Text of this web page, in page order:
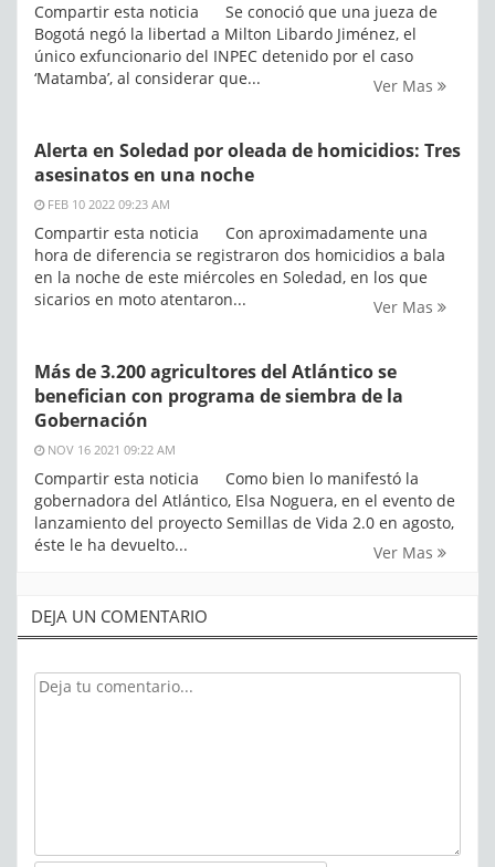
Compartir esta noticia Se conoció que una jueza de
Bogotá negó la libertad a Milton Libardo Jiménez, el
único exfuncionario del INPEC detenido por el caso
‘Matamba’, al considerar que...
Ver Mas
Alerta en Soledad por oleada de homicidios: Tres
asesinatos en una noche
FEB 10 2022 09:23 AM
Compartir esta noticia Con aproximadamente una
hora de diferencia se registraron dos homicidios a bala
en la noche de este miércoles en Soledad, en los que
sicarios en moto atentaron...
Ver Mas
Más de 3.200 agricultores del Atlántico se
benefician con programa de siembra de la
Gobernación
NOV 16 2021 09:22 AM
Compartir esta noticia Como bien lo manifestó la
gobernadora del Atlántico, Elsa Noguera, en el evento de
lanzamiento del proyecto Semillas de Vida 2.0 en agosto,
éste le ha devuelto...
Ver Mas
DEJA UN COMENTARIO